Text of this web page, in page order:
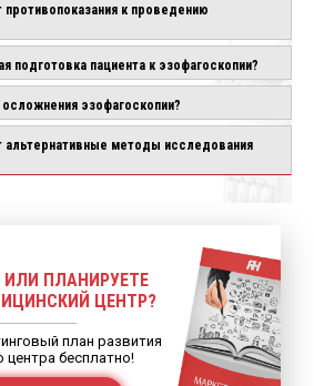
к проведению
подготовка пациента к эзофагоскопии?
эзофагоскопии?
альтернативные методы исследования
ПЛАНИРУЕТЕ
ЦЕНТР?
план развития
центра бесплатно!